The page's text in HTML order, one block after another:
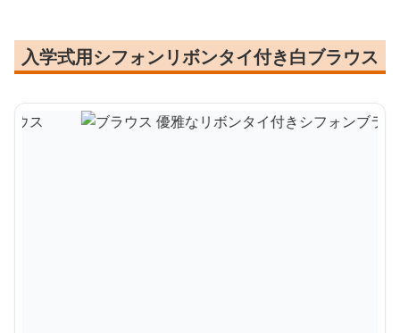
入学式用シフォンリボンタイ付き白ブラウス